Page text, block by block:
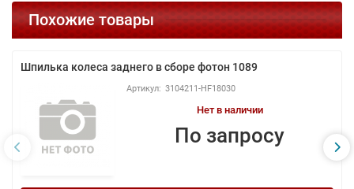
Похожие товары
Шпилька колеса заднего в сборе фотон 1089
3104211-HF18030
Нет в наличии
По запросу